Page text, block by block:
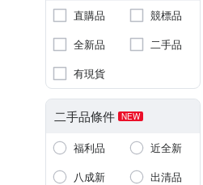
直購品
競標品
全新品
二手品
有現貨
二手品條件 NEW
福利品
近全新
八成新
出清品